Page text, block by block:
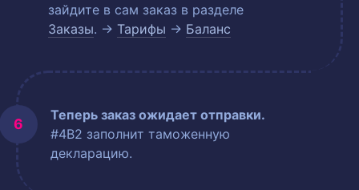
зайдите в сам заказ в разделе
Заказы. → Тарифы → Баланс
Теперь заказ ожидает отправки.
#4B2 заполнит таможенную
декларацию.